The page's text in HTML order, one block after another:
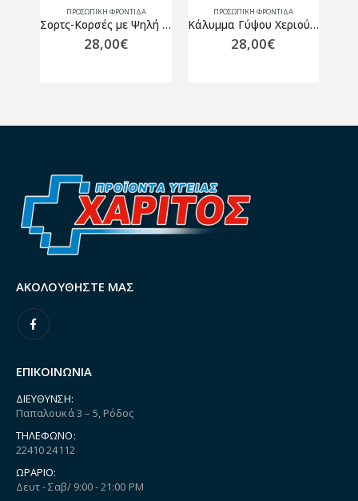
ΠΡΟΣΩΠΙΚΗ ΦΡΟΝΤΙΔΑ
Σορτς-Κορσές με Ψηλή Μέση – Σύσφιξη & Επίπεδη Κοιλιά Μπεζ
28,00€
ΠΡΟΣΩΠΙΚΗ ΦΡΟΝΤΙΔΑ
Κάλυμμα Γύψου Χεριού Παιδικό Μακρύ OSL4345 Orliman
28,00€
ΑΚΟΛΟΥΘΉΣΤΕ ΜΑΣ
ΕΠΙΚΟΙΝΩΝΙΑ
ΔΙΕΎΘΥΝΣΗ:
Παπαλουκά 3 – 5, Ρόδος
ΤΗΛΈΦΩΝΟ:
22410 24112
ΩΡΆΡΙΟ:
Δευτ - Σαβ/ 9:00 - 21:00 PM